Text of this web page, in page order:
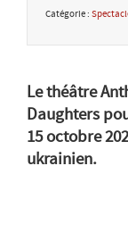
Catégorie :
Le théâtre
Daughters
15 octobre
ukrainien.